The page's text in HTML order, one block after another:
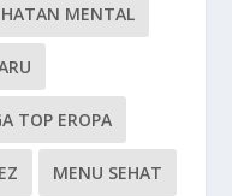
MENTAL
TOP EROPA
MENU SEHAT